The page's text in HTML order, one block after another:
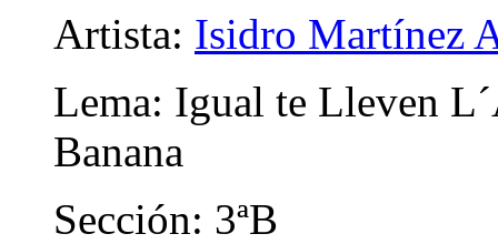
Artista: Isidro Martínez
Lema: Igual te Lleven
Banana
Sección: 3ªB